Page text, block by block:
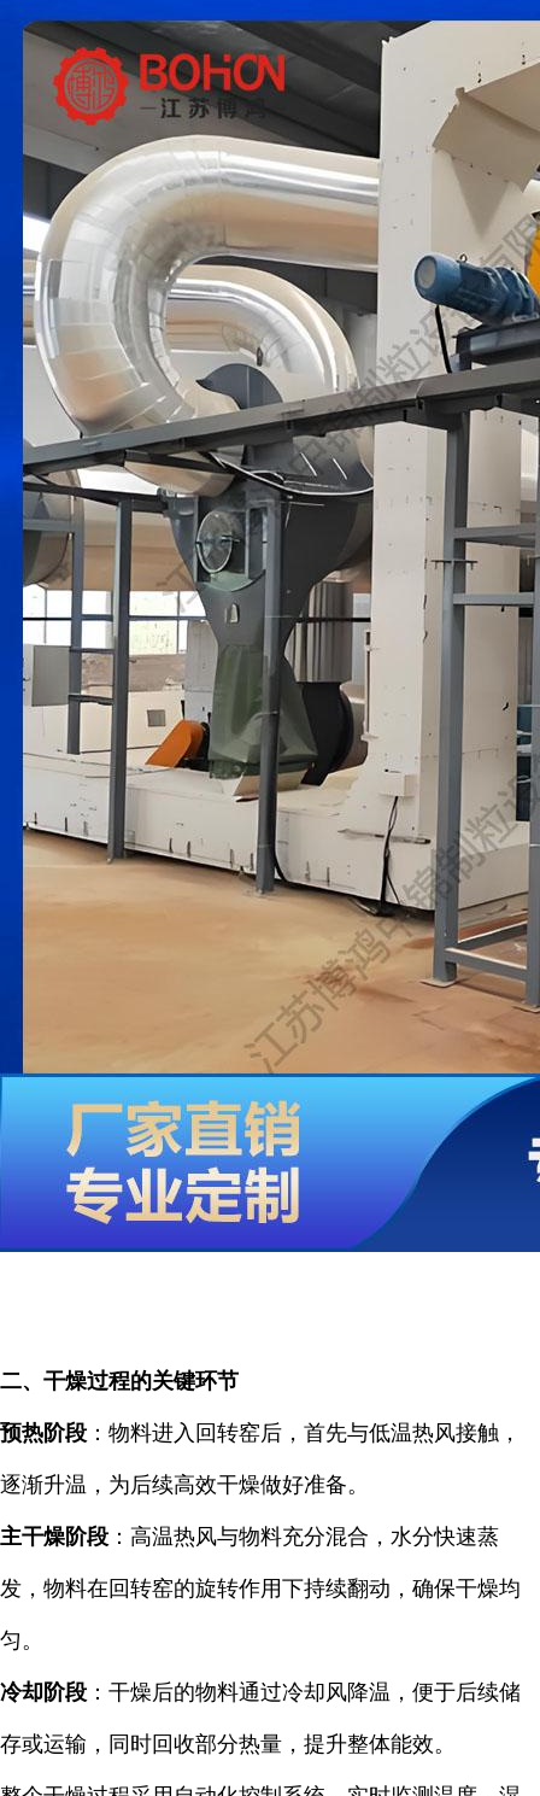
二、干燥过程的关键环节
预热阶段 ：物料进入回转窑后，首先与低温热风接触，
逐渐升温，为后续高效干燥做好准备。
主干燥阶段 ：高温热风与物料充分混合，水分快速蒸
发，物料在回转窑的旋转作用下持续翻动，确保干燥均
匀。
冷却阶段 ：干燥后的物料通过冷却风降温，便于后续储
存或运输，同时回收部分热量，提升整体能效。